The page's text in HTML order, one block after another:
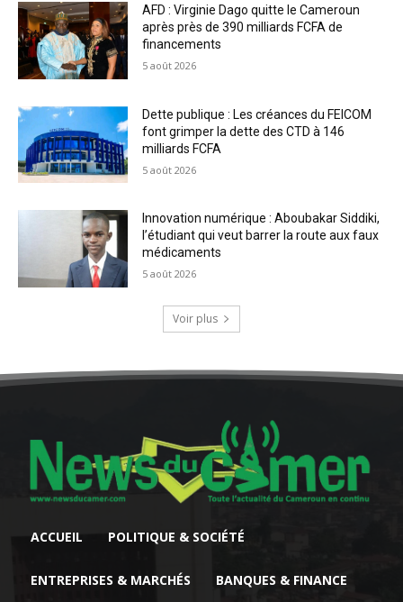
AFD : Virginie Dago quitte le Cameroun
après près de 390 milliards FCFA de
financements
5 août 2026
Dette publique : Les créances du FEICOM
font grimper la dette des CTD à 146
milliards FCFA
5 août 2026
Innovation numérique : Aboubakar Siddiki,
l’étudiant qui veut barrer la route aux faux
médicaments
5 août 2026
Voir plus
ACCUEIL POLITIQUE & SOCIÉTÉ
ENTREPRISES & MARCHÉS BANQUES & FINANCE